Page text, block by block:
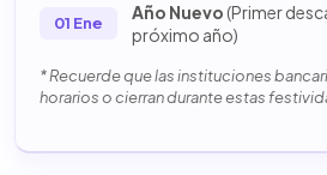
01 Ene
Año Nuevo(Primer
próximo año)
* Recuerde que las instituciones
horarios o cierran durante estas